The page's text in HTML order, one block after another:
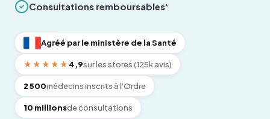
Consultations remboursables*
Agréé par le ministère de la Santé
★★★★★ 4,9sur les stores (125k avis)
2 500médecins inscrits à l'Ordre
10 millionsde consultations